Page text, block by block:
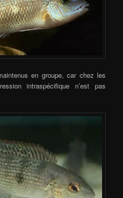
en groupe, car chez les
intraspécifique n’est pas